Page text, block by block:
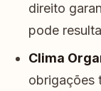
direito
pode
Clima
obrigações